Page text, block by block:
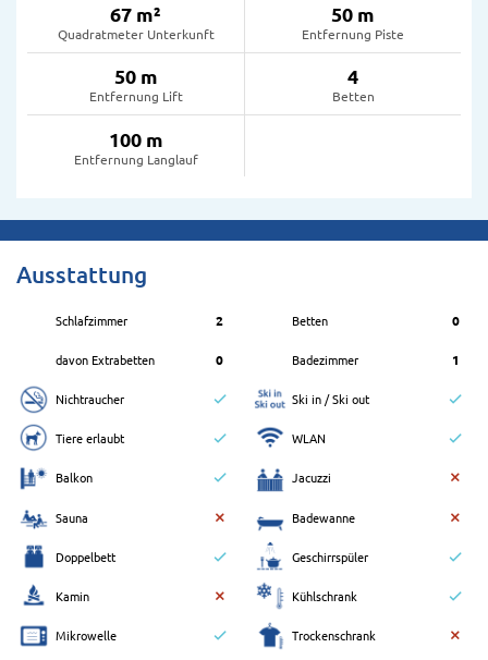
67 m²
Quadratmeter Unterkunft
50 m
Entfernung Piste
50 m
Entfernung Lift
4
Betten
100 m
Entfernung Langlauf
Ausstattung
Schlafzimmer 2 Betten 0
davon Extrabetten 0 Badezimmer 1
Nichtraucher Ski in / Ski out
Tiere erlaubt WLAN
Balkon Jacuzzi
Sauna Badewanne
Doppelbett Geschirrspüler
Kamin Kühlschrank
Mikrowelle Trockenschrank